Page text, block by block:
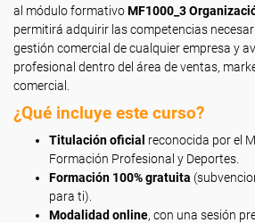
al módulo formativoMF1000_3
permitirá adquirir las competencias
gestión comercial de cualquier empresa y
profesional dentro del área de ventas,
comercial.
¿Qué incluye este curso?
Titulación oficial reconocida por el
Formación Profesional y Deportes.
Formación 100% gratuita
para ti).
Modalidad online, con una sesión